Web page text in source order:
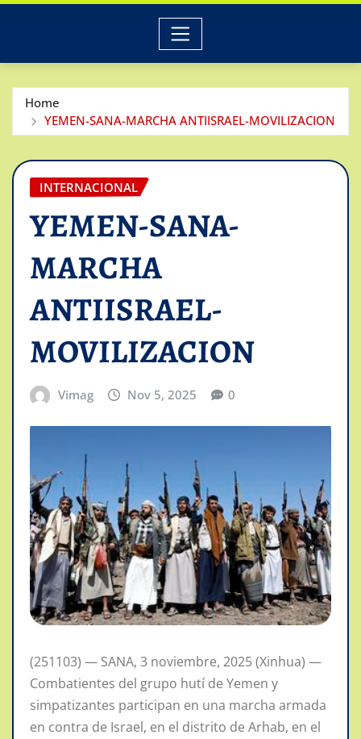
Home
YEMEN-SANA-MARCHA ANTIISRAEL-MOVILIZACION
INTERNACIONAL
YEMEN-SANA-
MARCHA
ANTIISRAEL-
MOVILIZACION
Vimag Nov 5, 2025 0
(251103) — SANA, 3 noviembre, 2025 (Xinhua) —
Combatientes del grupo hutí de Yemen y
simpatizantes participan en una marcha armada
en contra de Israel, en el distrito de Arhab, en el